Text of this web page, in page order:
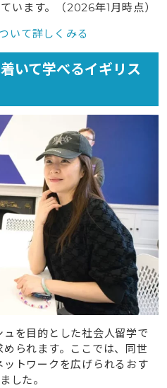
います。（2026年1月時点）
て詳しくみる
いて学べるイギリス
を目的とした社会人留学で
られます。ここでは、同世
トワークを広げられるおす
した。